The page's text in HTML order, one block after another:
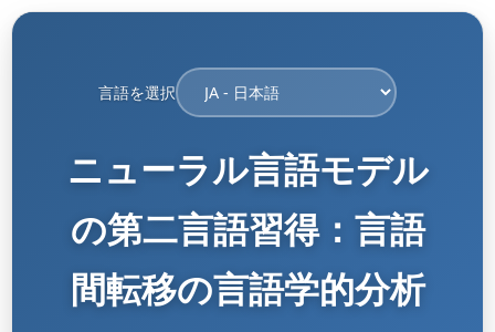
言語を選択
ニューラル言語モデル
の第二言語習得：言語
間転移の言語学的分析